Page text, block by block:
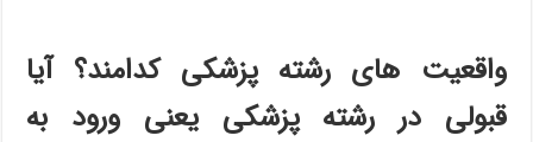
واقعیت های رشته پزشکی کدامند؟ آیا
قبولی در رشته پزشکی یعنی ورود به